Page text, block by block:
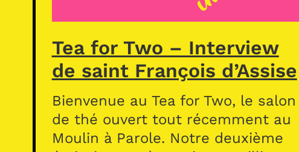
Tea for Two – Interview
de saint François d’Assise
Bienvenue au Tea for Two, le salon
de thé ouvert tout récemment au
Moulin à Parole. Notre deuxième